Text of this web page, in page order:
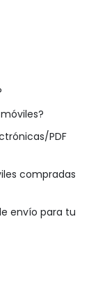
PDF
compradas
envío para tu